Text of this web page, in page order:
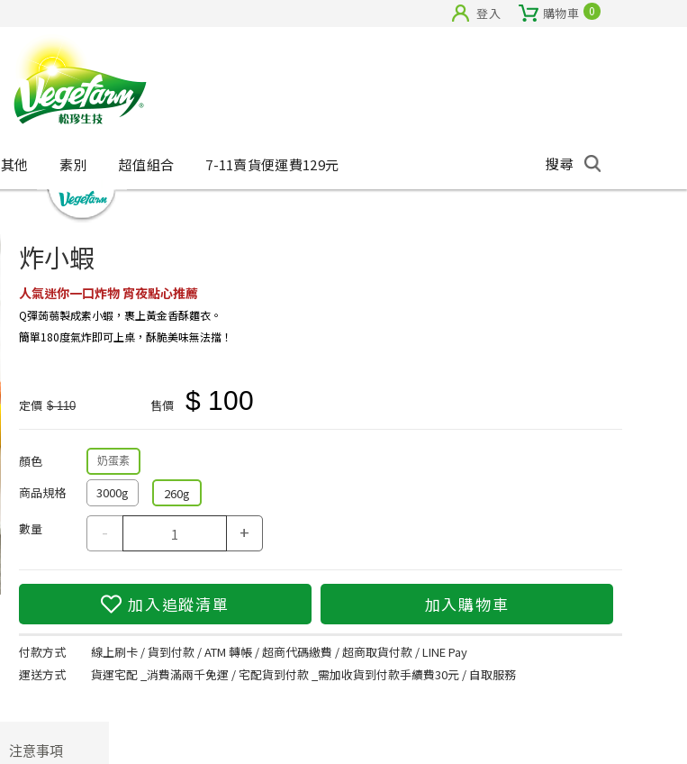
登入 購物車 0
其他 素別 超值組合 7-11賣貨便運費129元 搜尋
炸小蝦
人氣迷你一口炸物 宵夜點心推薦
Q彈蒟蒻製成素小蝦，裹上黃金香酥麵衣。
簡單180度氣炸即可上桌，酥脆美味無法擋！
定價 $ 110 售價 $ 100
顏色 奶蛋素
商品規格 3000g 260g
數量 - +
加入追蹤清單 加入購物車
付款方式
線上刷卡 / 貨到付款 / ATM 轉帳 / 超商代碼繳費 / 超商取貨付款 / LINE Pay
運送方式
貨運宅配 _消費滿兩千免運 / 宅配貨到付款 _需加收貨到付款手續費30元 / 自取服務
注意事項